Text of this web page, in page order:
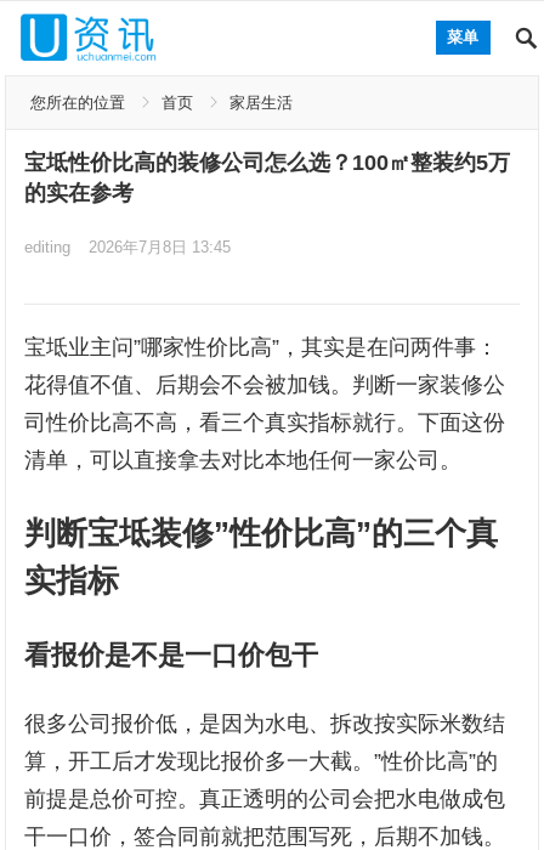
菜单
您所在的位置 首页 家居生活
宝坻性价比高的装修公司怎么选？100㎡整装约5万
的实在参考
editing 2026年7月8日 13:45
宝坻业主问”哪家性价比高”，其实是在问两件事：
花得值不值、后期会不会被加钱。判断一家装修公
司性价比高不高，看三个真实指标就行。下面这份
清单，可以直接拿去对比本地任何一家公司。
判断宝坻装修”性价比高”的三个真
实指标
看报价是不是一口价包干
很多公司报价低，是因为水电、拆改按实际米数结
算，开工后才发现比报价多一大截。”性价比高”的
前提是总价可控。真正透明的公司会把水电做成包
干一口价，签合同前就把范围写死，后期不加钱。